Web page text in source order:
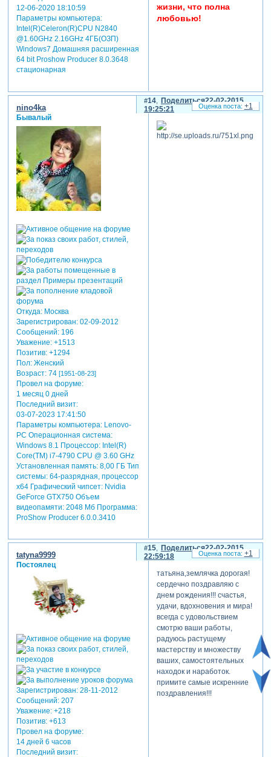
12-06-2020 18:10:59
Параметры компьютера:
Intel(R)Celeron(R)CPU N2840
@1.60GHz 2.16GHz 4ГБ(ОЗП)
Windows7 Домашняя расширенная
64 bit Proshow Producer 8.0.3648
стационарная
жизни, что полна
любовью!
Поделиться
14
22-02-2015
19:25:21
nino4ka
Бывалый
Откуда:Москва
Зарегистрирован: 02-09-2012
Сообщений:196
Уважение: +1513
Позитив: +1294
Пол:Женский
Возраст:74 [1951-08-23]
Провел на форуме:
1 месяц 0 дней
Последний визит:
03-07-2023 17:41:50
Параметры компьютера:Lenovo-
PC Операционная система:
Windows 8.1 Процессор: Intel(R)
Core(TM) i7-4790 CPU @ 3.60 GHz
Установленная память: 8,00 ГБ Тип
системы: 64-разрядная, процессор
х64 Графический чипсет: Nvidia
GeForce GTX750 Объем
видеопамяти: 2048 Мб Программа:
ProShow Producer 6.0.0.3410
+1
Поделиться
15
22-02-2015
22:59:18
tatyna9999
Постоялец
Зарегистрирован: 28-11-2012
Сообщений:207
Уважение: +218
Позитив: +613
Провел на форуме:
14 дней 6 часов
Последний визит:
татьяна,землячка дорогая!
сердечно поздравляю с
днем рождения!!! счастья,
удачи, вдохновения и мира!
всегда с удовольствием
смотрю ваши работы,
радуюсь растущему
мастерству и множеству
ваших, самостоятельных
находок и наработок.
примите самые искренние
поздравления!!!
+1